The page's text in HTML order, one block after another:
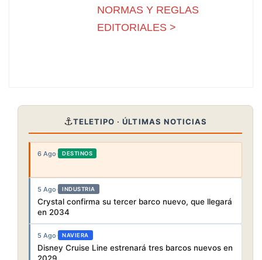
NORMAS Y REGLAS
EDITORIALES >
⚓TELETIPO · ÚLTIMAS NOTICIAS
6 Ago· DESTINOS
5 Ago· INDUSTRIA
Crystal confirma su tercer barco nuevo, que llegará
en 2034
5 Ago· NAVIERA
Disney Cruise Line estrenará tres barcos nuevos en